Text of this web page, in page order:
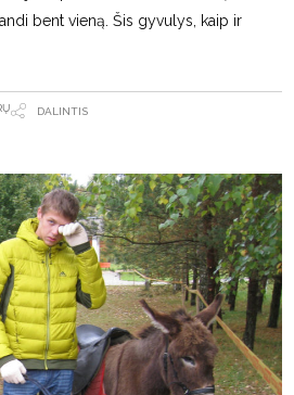
bent vieną. Šis gyvulys, kaip ir
DALINTIS